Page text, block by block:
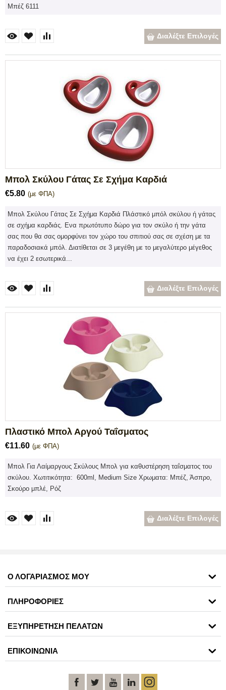
Μπέζ 6111
Διαλέξτε Επιλογές
Μπολ Σκύλου Γάτας Σε Σχήμα Καρδιά
€5.80 (με ΦΠΑ)
Μπολ Σκύλου Γάτας Σε Σχήμα Καρδιά Πλάστικό μπόλ σκύλου ή γάτας
σε σχήμα καρδιάς. Ενα πρωτότυπο δώρο για τον σκύλο ή την γάτα
σας που θα σας ομορφύνει τον χώρο του σπιτιού σας σε σχέση με τα
παραδοσιακά μπόλ. Διατίθεται σε 3 μεγέθη με το μεγαλύτερο μέγεθος
να έχει 2 εσωτερικά...
Διαλέξτε Επιλογές
Πλαστικό Μπολ Αργού Ταΐσματος
€11.60 (με ΦΠΑ)
Μπολ Για Λαίμαργους Σκύλους Μπολ για καθυστέρηση ταΐσματος του
σκύλου. Χωτιτικότητα: 600ml, Medium Size Χρωματα: Μπέζ, Άσπρο,
Σκούρο μπλέ, Ρόζ
Διαλέξτε Επιλογές
Ο ΛΟΓΑΡΙΑΣΜΟΣ ΜΟΥ
ΠΛΗΡΟΦΟΡΙΕΣ
ΕΞΥΠΗΡΕΤΗΣΗ ΠΕΛΑΤΩΝ
ΕΠΙΚΟΙΝΩΝΙΑ